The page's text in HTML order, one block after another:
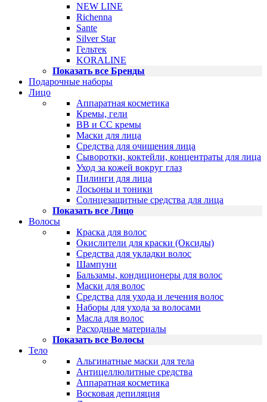
NEW LINE
Richenna
Sante
Silver Star
Гельтек
KORALINE
Показать все Бренды
Подарочные наборы
Лицо
Аппаратная косметика
Кремы, гели
BB и CC кремы
Маски для лица
Средства для очищения лица
Сыворотки, коктейли, концентраты для лица
Уход за кожей вокруг глаз
Пилинги для лица
Лосьоны и тоники
Солнцезащитные средства для лица
Показать все Лицо
Волосы
Краска для волос
Окислители для краски (Оксиды)
Средства для укладки волос
Шампуни
Бальзамы, кондиционеры для волос
Маски для волос
Средства для ухода и лечения волос
Наборы для ухода за волосами
Масла для волос
Расходные материалы
Показать все Волосы
Тело
Альгинатные маски для тела
Антицеллюлитные средства
Аппаратная косметика
Восковая депиляция